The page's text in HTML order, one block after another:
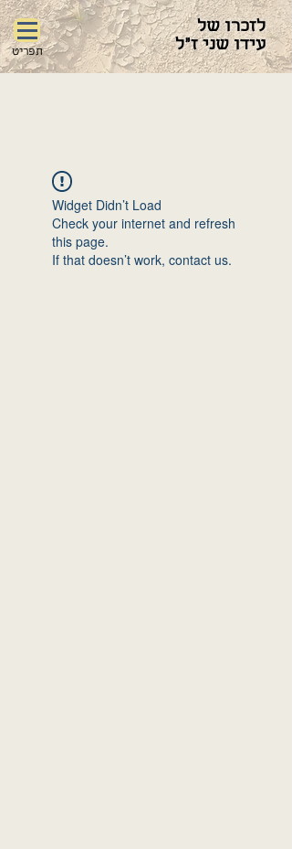
תפריט
לזכרו של
עידו שני ז"ל
Widget Didn’t Load
Check your internet and refresh
this page.
If that doesn’t work, contact us.